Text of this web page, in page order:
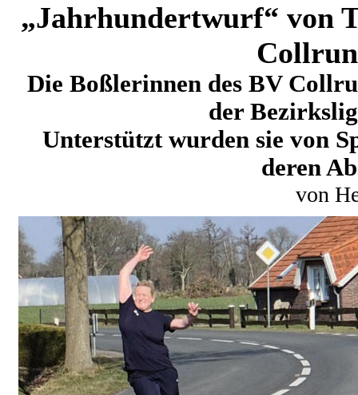
„Jahrhundertwurf“ von
Die Boßlerinnen des BV
der
Unterstützt wurden sie von
deren
von